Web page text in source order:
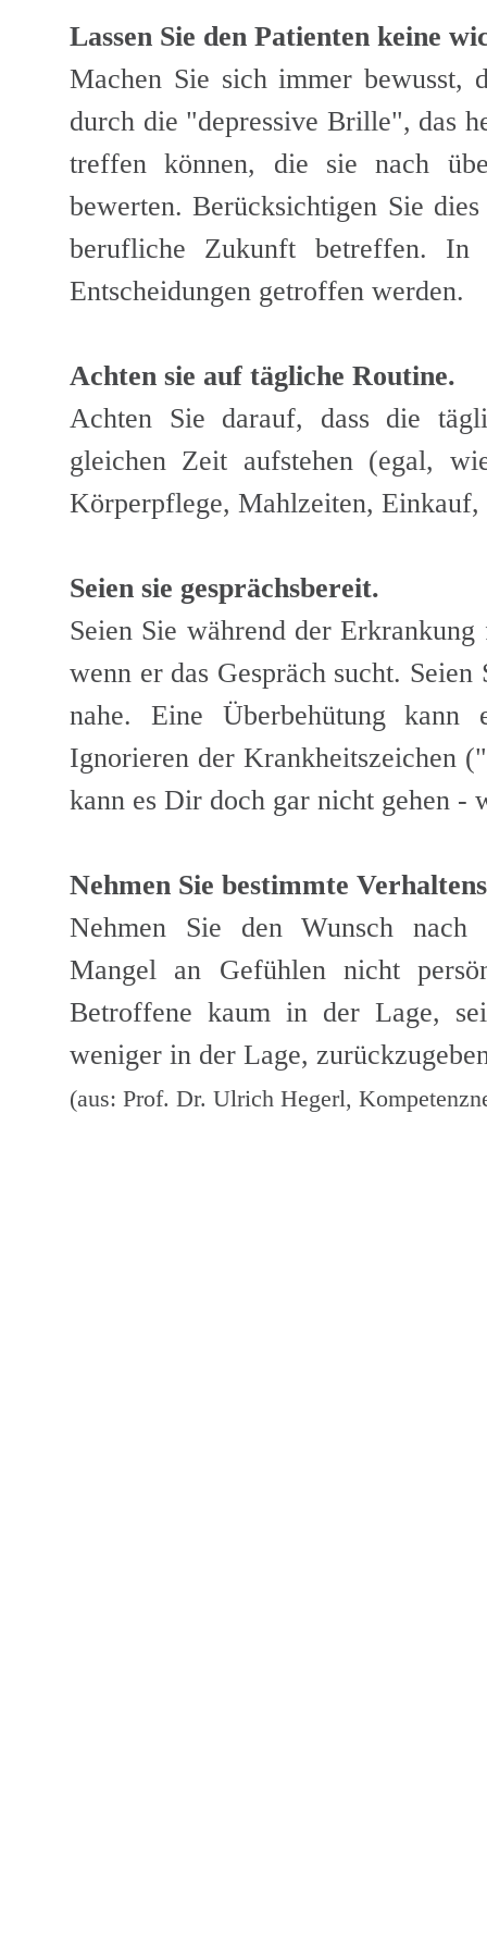
Lassen Sie den Patienten keine
Machen Sie sich immer bewusst,
durch die "depressive Brille", das
treffen können, die sie nach
bewerten. Berücksichtigen Sie
berufliche Zukunft betreffen. In
Entscheidungen getroffen werden.
Achten sie auf tägliche Routine.
Achten Sie darauf, dass die
gleichen Zeit aufstehen (egal,
Körperpflege, Mahlzeiten, Einkauf,
Seien sie gesprächsbereit.
Seien Sie während der
wenn er das Gespräch sucht.
nahe. Eine Überbehütung kann
Ignorieren der Krankheitszeichen
kann es Dir doch gar nicht gehen -
Nehmen Sie bestimmte
Nehmen Sie den Wunsch nach
Mangel an Gefühlen nicht
Betroffene kaum in der Lage,
weniger in der Lage,
(aus: Prof. Dr. Ulrich Hegerl,